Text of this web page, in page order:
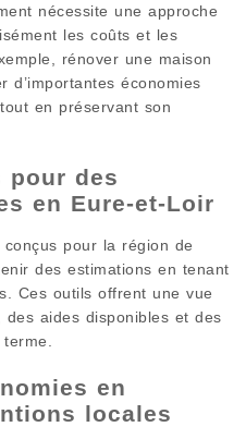
nécessite une approche
les coûts et les
rénover une maison
d’importantes économies
en préservant son
pour des
en Eure-et-Loir
pour la région de
des estimations en tenant
Ces outils offrent une vue
des aides disponibles et des
en
locales